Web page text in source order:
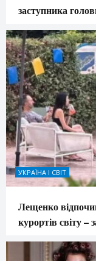
заступника
УКРАЇНА І СВІТ
Лещенко
курортів світу –